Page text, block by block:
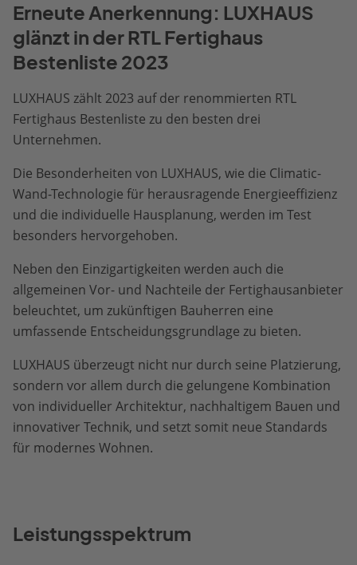
Erneute Anerkennung: LUXHAUS
glänzt in der RTL Fertighaus
Bestenliste 2023
LUXHAUS zählt 2023 auf der renommierten RTL
Fertighaus Bestenliste zu den besten drei
Unternehmen.
Die Besonderheiten von LUXHAUS, wie die Climatic-
Wand-Technologie für herausragende Energieeffizienz
und die individuelle Hausplanung, werden im Test
besonders hervorgehoben.
Neben den Einzigartigkeiten werden auch die
allgemeinen Vor- und Nachteile der Fertighausanbieter
beleuchtet, um zukünftigen Bauherren eine
umfassende Entscheidungsgrundlage zu bieten.
LUXHAUS überzeugt nicht nur durch seine Platzierung,
sondern vor allem durch die gelungene Kombination
von individueller Architektur, nachhaltigem Bauen und
innovativer Technik, und setzt somit neue Standards
für modernes Wohnen.
Leistungsspektrum